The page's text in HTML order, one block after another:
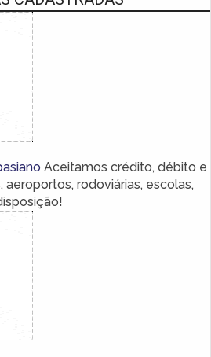
Aceitamos crédito, débito e
rodoviárias, escolas,